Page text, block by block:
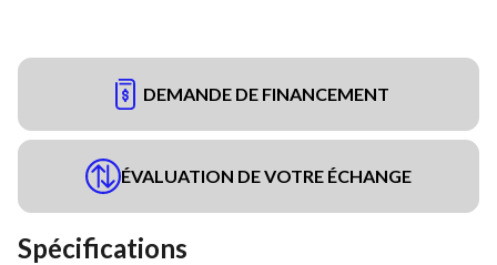
DEMANDE DE FINANCEMENT
ÉVALUATION DE VOTRE ÉCHANGE
Spécifications